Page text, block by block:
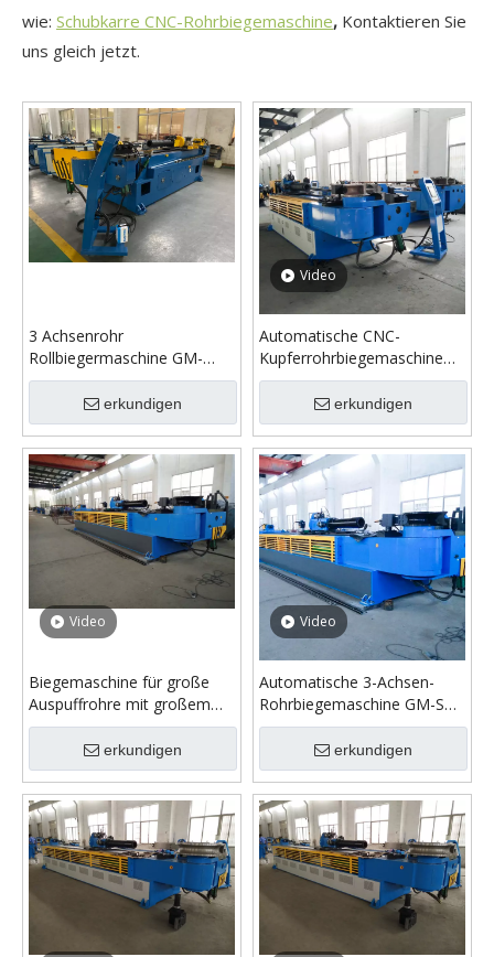
wie: Schubkarre CNC-Rohrbiegemaschine, Kontaktieren Sie
uns gleich jetzt.
3 Achsenrohr
Rollbiegermaschine GM-
114CNC
erkundigen
Video
Automatische CNC-
Kupferrohrbiegemaschine
GM-SB-129CNC-2A-1S
erkundigen
Video
Biegemaschine für große
Auspuffrohre mit großem
Durchmesser GM-SB-
168CNC-2A-1Serkundigen
Video
Automatische 3-Achsen-
Rohrbiegemaschine GM-SB-
168CNC
erkundigen